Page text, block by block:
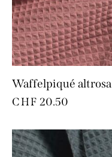
Waffelpiqué altrosa
CHF 20.50